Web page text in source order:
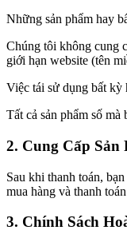
Những sản phẩm hay
Chúng tôi không cung
giới hạn website (tên
Việc tái sử dụng bất kỳ
Tất cả sản phẩm số
2. Cung Cấp Sản
Sau khi thanh toán,
mua hàng và thanh
3. Chính Sách